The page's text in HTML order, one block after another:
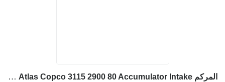
المركم Atlas Copco 3115 2900 80 Accumulator Intake لـ وحدة حفر الآبار